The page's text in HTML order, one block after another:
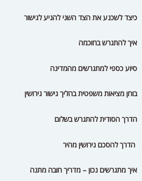
כיצד לשכנע את הצד השני להגיע לגישור
איך להתגרש בחוכמה
סיוע כספי למתגרשים מהמדינה
בוחן מציאות משפטית בהליך גישור גירושין
הדרך הסודית להתגרש בשלום
הדרך להסכם גירושין מהיר
איך מתגרשים נכון – מדריך חובה מתנה